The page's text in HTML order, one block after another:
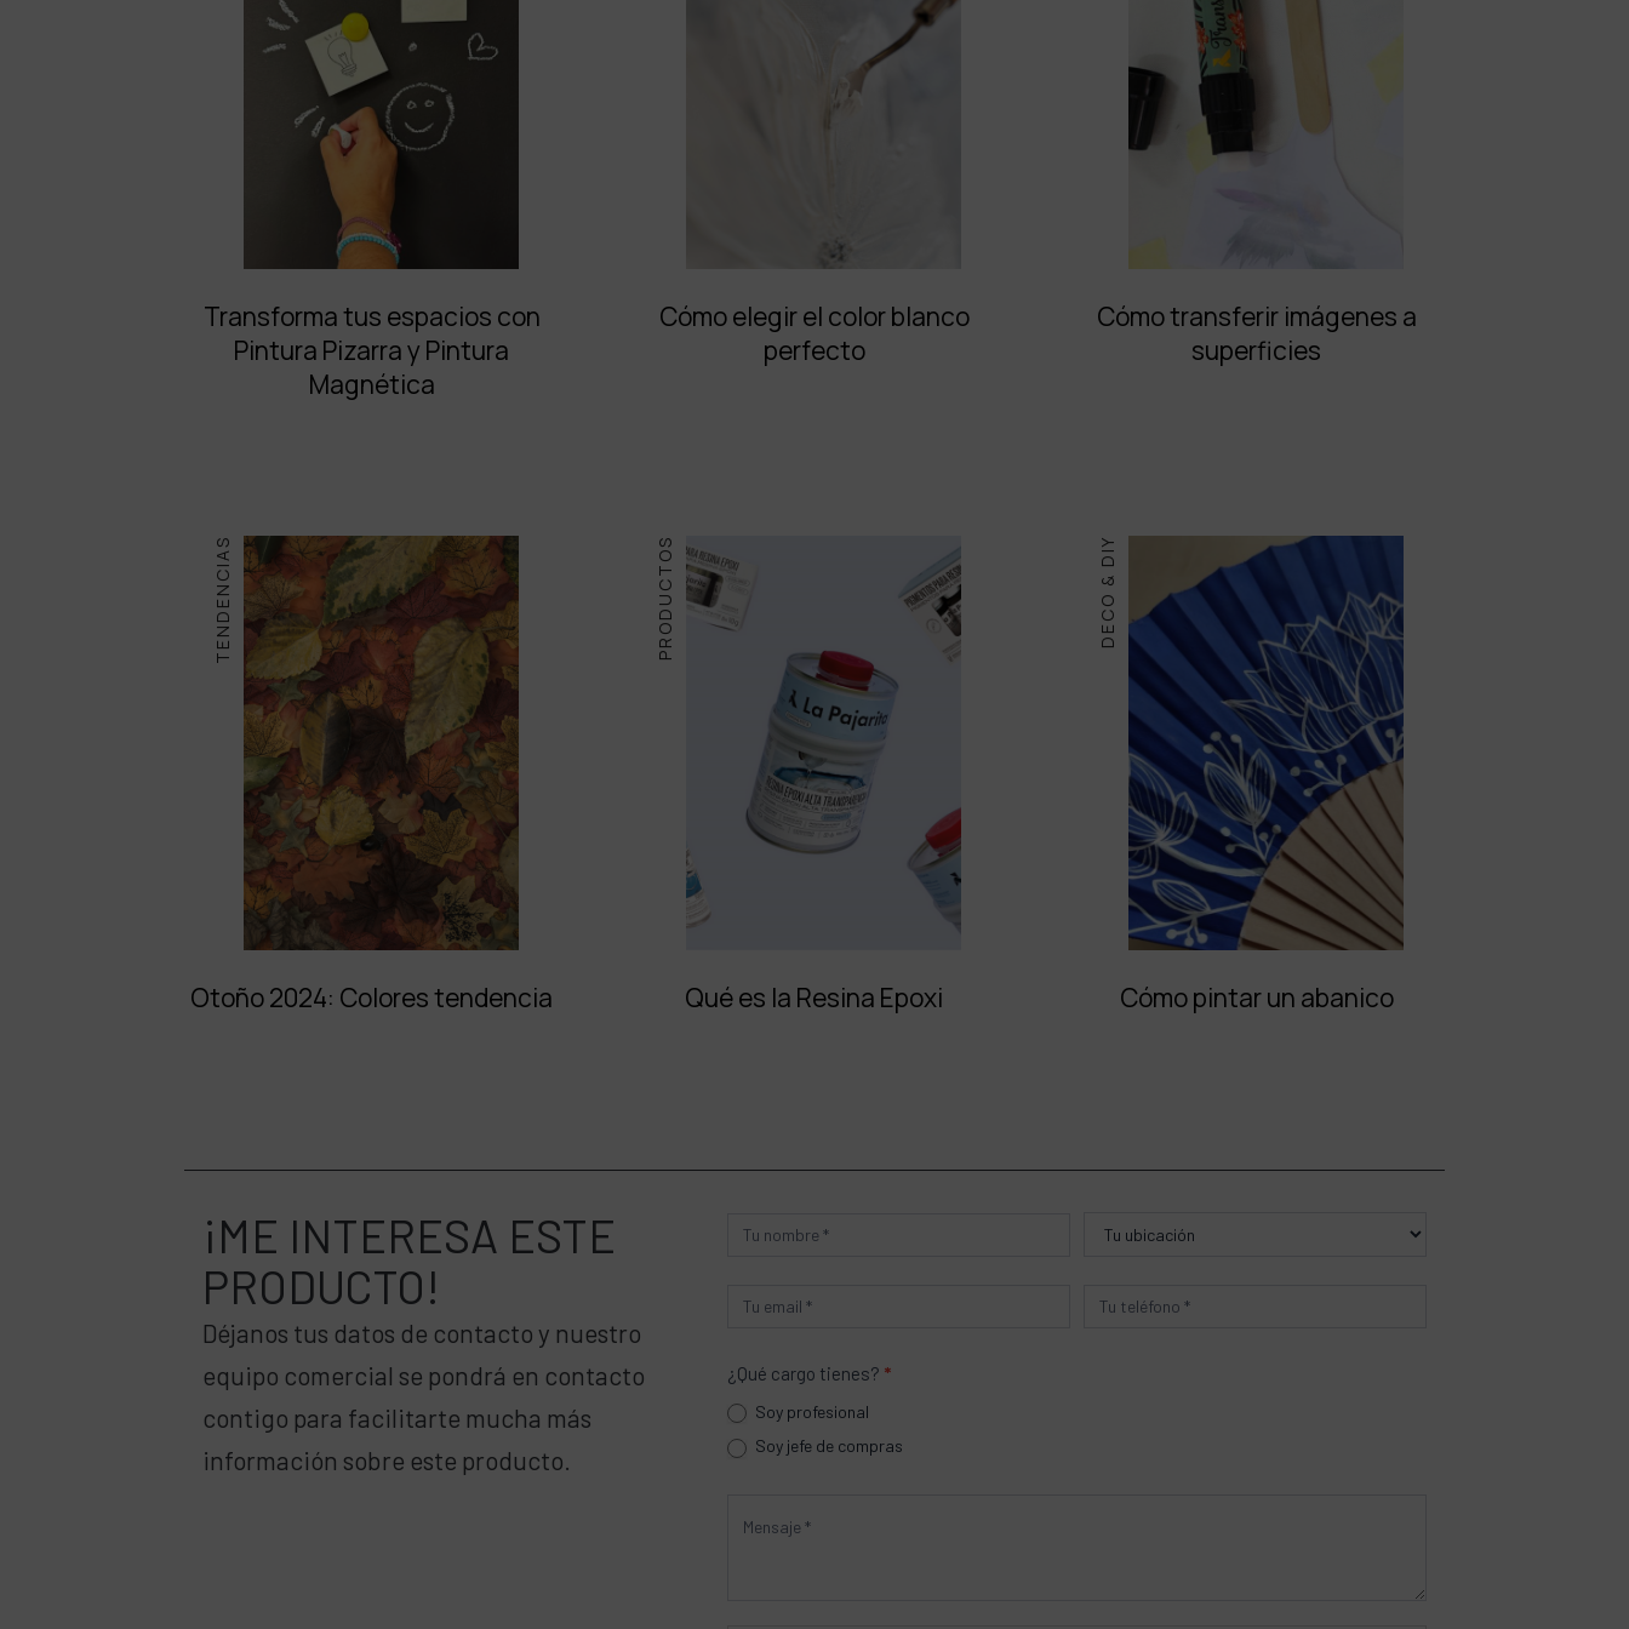
Transforma tus espacios con
Pintura Pizarra y Pintura
Magnética
Cómo elegir el color blanco
perfecto
Cómo transferir imágenes a
superficies
TENDENCIAS
Otoño 2024: Colores tendencia
PRODUCTOS
Qué es la Resina Epoxi
DECO & DIY
Cómo pintar un abanico
¡ME INTERESA ESTE
PRODUCTO!
Déjanos tus datos de contacto y nuestro
equipo comercial se pondrá en contacto
contigo para facilitarte mucha más
información sobre este producto.
Producto
¿Qué cargo tienes? *
Soy profesional
Soy jefe de compras